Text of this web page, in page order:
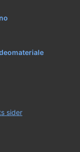
sider